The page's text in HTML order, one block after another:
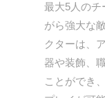
最大5人のチ
がら強大な
クターは、
器や装飾、
ことができ